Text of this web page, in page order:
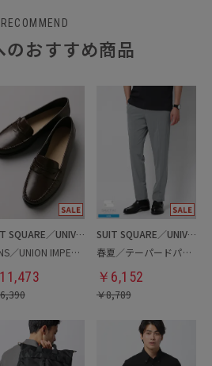
RECOMMEND
のおすすめ商品
SUIT SQUARE／UNIVERSAL LANGUAGE
MENS／UNION IMPERIAL監修／コインローファー
11,473
SUIT SQUARE／UNIVERSAL LANGUAGE
春夏／テーパードパンツ
￥ 6,152
￥8,789